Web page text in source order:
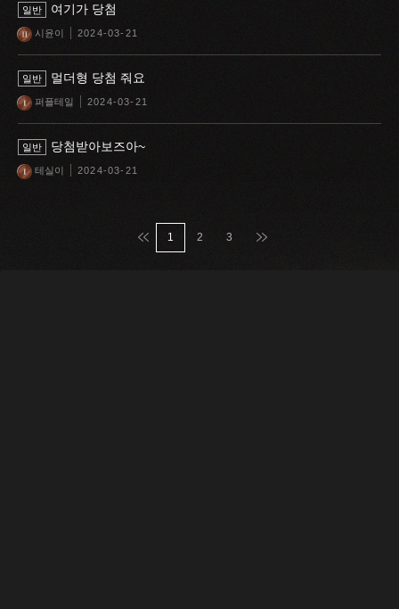
일반 여기가 당첨
시윤이 2024-03-21
일반 멀더형 당첨 줘요
퍼플테일 2024-03-21
일반 당첨받아보즈아~
테실이 2024-03-21
맨처음
1 2 3